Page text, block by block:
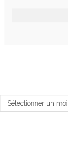
Archives